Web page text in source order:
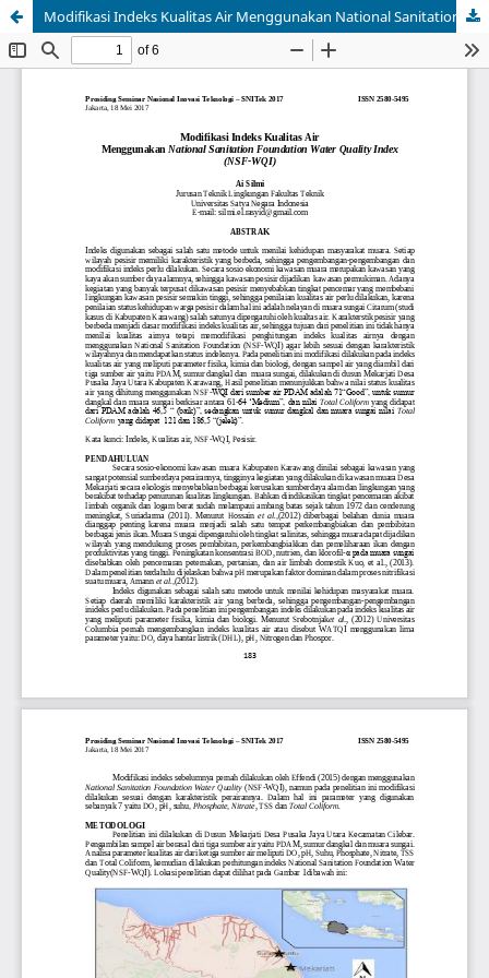
Modifikasi Indeks Kualitas Air Menggunakan National Sanitation Foundation Water Quality Index (NSF-WQI)